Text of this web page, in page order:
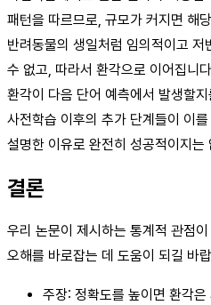
패턴을 따르므로, 규모가 커지면 해
반려동물의 생일처럼 임의적이고
수 없고, 따라서 환각으로 이어집니
환각이 다음 단어 예측에서 발생할
사전학습 이후의 추가 단계들이 이
설명한 이유로 완전히 성공적이지는
결론
우리 논문이 제시하는 통계적 관점
오해를 바로잡는 데 도움이 되길 바
주장: 정확도를 높이면 환각